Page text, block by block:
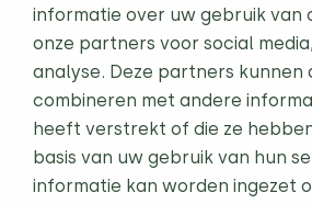
informatie over uw gebruik van
onze partners voor social
analyse. Deze partners kunnen
combineren met andere
heeft verstrekt of die ze
basis van uw gebruik van hun
informatie kan worden ingezet
Tuinverlichting
Onze diensten
ProjectenGratis inspiratiegids